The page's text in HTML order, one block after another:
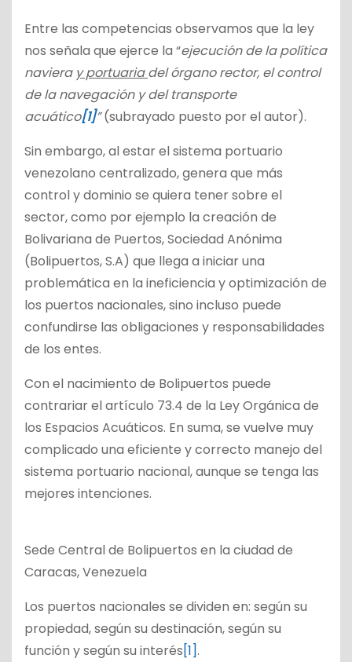
Entre las competencias observamos que la ley
nos señala que ejerce la “ejecución de la política
naviera y portuariadel órgano rector, el control
de la navegación y del transporte
acuático[1]”(subrayado puesto por el autor).
Sin embargo, al estar el sistema portuario
venezolano centralizado, genera que más
control y dominio se quiera tener sobre el
sector, como por ejemplo la creación de
Bolivariana de Puertos, Sociedad Anónima
(Bolipuertos, S.A) que llega a iniciar una
problemática en la ineficiencia y optimización de
los puertos nacionales, sino incluso puede
confundirse las obligaciones y responsabilidades
de los entes.
Con el nacimiento de Bolipuertos puede
contrariar el artículo 73.4 de la Ley Orgánica de
los Espacios Acuáticos. En suma, se vuelve muy
complicado una eficiente y correcto manejo del
sistema portuario nacional, aunque se tenga las
mejores intenciones.
Sede Central de Bolipuertos en la ciudad de
Caracas, Venezuela
Los puertos nacionales se dividen en: según su
propiedad, según su destinación, según su
función y según su interés[1].